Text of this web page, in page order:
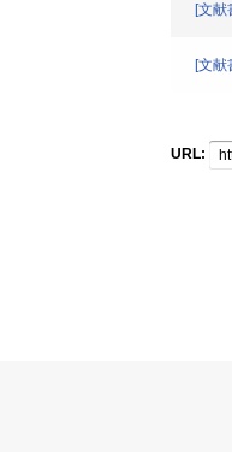
[文
[文
URL: